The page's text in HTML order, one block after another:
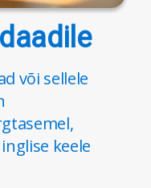
või sellele
keele